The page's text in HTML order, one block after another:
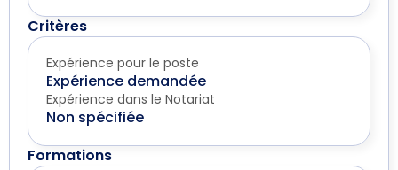
Critères
Expérience pour le poste
Expérience demandée
Expérience dans le Notariat
Non spécifiée
Formations